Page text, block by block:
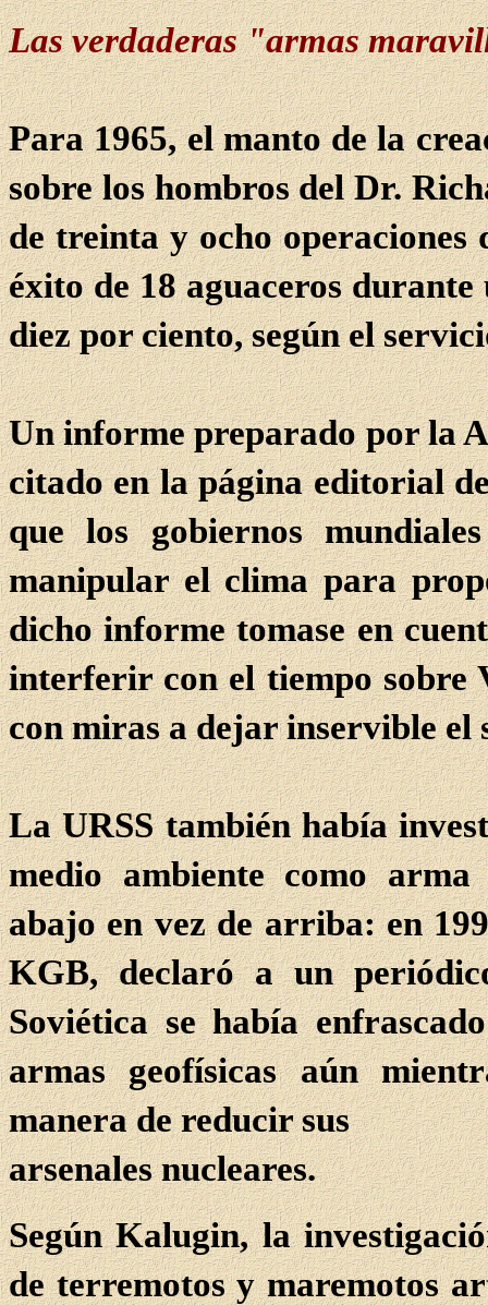
Las verdaderas "armas
Para 1965, el manto de la
sobre los hombros del Dr.
de treinta y ocho
éxito de 18 aguaceros
diez por ciento, según el
Un informe preparado por la
citado en la página editorial
que los gobiernos
manipular el clima para
dicho informe tomase en
interferir con el tiempo sobre
con miras a dejar inservible el
La URSS también había
medio ambiente como
abajo en vez de arriba: en
KGB, declaró a un
Soviética se había
armas geofísicas aún
manera de reducir sus
arsenales nucleares.
Según Kalugin, la
de terremotos y maremotos